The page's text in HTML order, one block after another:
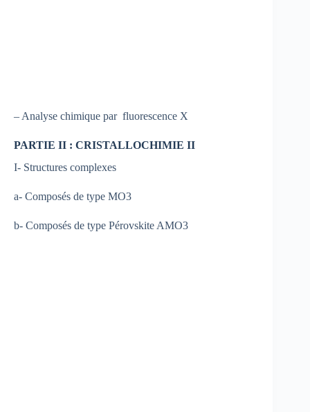
– Analyse chimique par fluorescence X
PARTIE II : CRISTALLOCHIMIE II
I- Structures complexes
a- Composés de type MO3
b- Composés de type Pérovskite AMO3